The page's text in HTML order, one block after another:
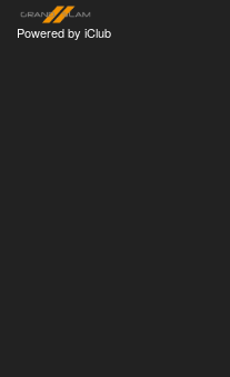
Powered by iClub